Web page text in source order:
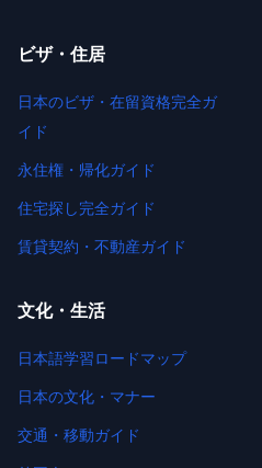
ビザ・住居
日本のビザ・在留資格完全ガ
イド
永住権・帰化ガイド
住宅探し完全ガイド
賃貸契約・不動産ガイド
文化・生活
日本語学習ロードマップ
日本の文化・マナー
交通・移動ガイド